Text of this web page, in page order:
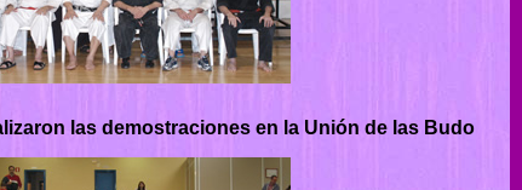
las demostraciones en la Unión de las Budo